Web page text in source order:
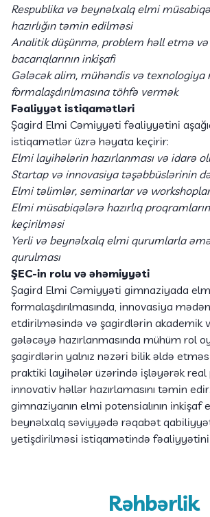
Respublika və beynəlxalq elmi
hazırlığın təmin edilməsi
Analitik düşünmə, problem həll etmə və
bacarıqlarının inkişafı
Gələcək alim, mühəndis və texnologiya
formalaşdırılmasına töhfə vermək
Fəaliyyət istiqamətləri
Şagird Elmi Cəmiyyəti fəaliyyətini
istiqamətlər üzrə həyata keçirir:
Elmi layihələrin hazırlanması və idarə
Startap və innovasiya təşəbbüslərinin
Elmi təlimlər, seminarlar və
Elmi müsabiqələrə hazırlıq
keçirilməsi
Yerli və beynəlxalq elmi qurumlarla
qurulması
ŞEC-in rolu və əhəmiyyəti
Şagird Elmi Cəmiyyəti gimnaziyada
formalaşdırılmasında, innovasiya
etdirilməsində və şagirdlərin akademik
gələcəyə hazırlanmasında mühüm rol
şagirdlərin yalnız nəzəri bilik əldə
praktiki layihələr üzərində işləyərək
innovativ həllər hazırlamasını təmin
gimnaziyanın elmi potensialının inkişaf
beynəlxalq səviyyədə rəqabət
yetişdirilməsi istiqamətində
Rəhbərlik